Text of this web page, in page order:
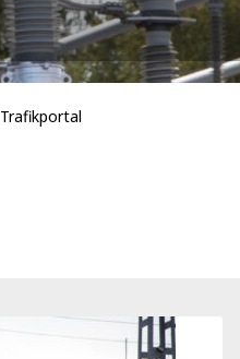
Trafikportal